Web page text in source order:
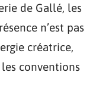
de Gallé, les
n’est pas
créatrice,
conventions